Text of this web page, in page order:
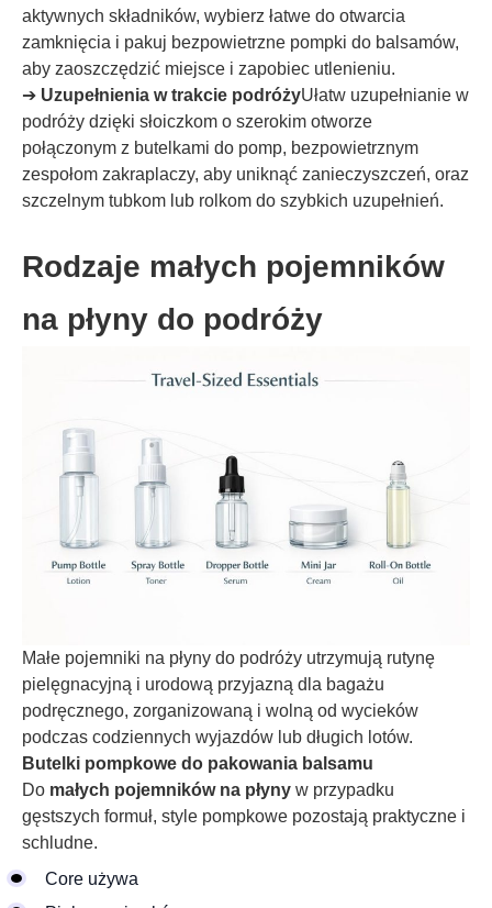
aktywnych składników, wybierz łatwe do otwarcia
zamknięcia i pakuj bezpowietrzne pompki do balsamów,
aby zaoszczędzić miejsce i zapobiec utlenieniu.
➔ Uzupełnienia w trakcie podróżyUłatw uzupełnianie w
podróży dzięki słoiczkom o szerokim otworze
połączonym z butelkami do pomp, bezpowietrznym
zespołom zakraplaczy, aby uniknąć zanieczyszczeń, oraz
szczelnym tubkom lub rolkom do szybkich uzupełnień.
Rodzaje małych pojemników
na płyny do podróży
Małe pojemniki na płyny do podróży utrzymują rutynę
pielęgnacyjną i urodową przyjazną dla bagażu
podręcznego, zorganizowaną i wolną od wycieków
podczas codziennych wyjazdów lub długich lotów.
Butelki pompkowe do pakowania balsamu
Do małych pojemników na płyny w przypadku
gęstszych formuł, style pompkowe pozostają praktyczne i
schludne.
Core używa